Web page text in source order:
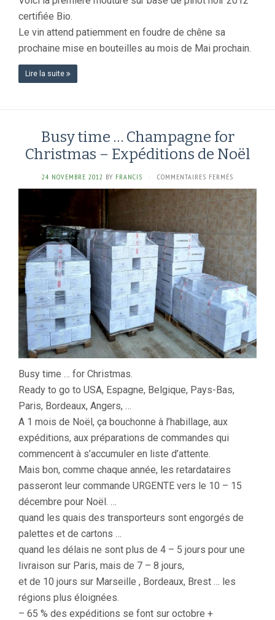
certifiée Bio.
Le vin attend patiemment en foudre de chêne sa
prochaine mise en bouteilles au mois de Mai prochain.
Lire la suite
Busy time … Champagne for
Christmas – Expéditions de Noël
24 NOVEMBRE 2012 BY FRANCIS · COMMENTAIRES FERMÉS
BUSY
TIME
…
CHAMPAGNE
FOR
CHRISTMAS
–
EXPÉDITIONS
DE
NOËL
Busy time … for Christmas.
Ready to go to USA, Espagne, Belgique, Pays-Bas,
Paris, Bordeaux, Angers, …
A 1 mois de Noël, ça bouchonne à l’habillage, aux
expéditions, aux préparations de commandes qui
commencent à s’accumuler en liste d’attente.
Mais bon, comme chaque année, les retardataires
passeront leur commande URGENTE vers le 10 – 15
décembre pour Noël. …
quand les quais des transporteurs sont engorgés de
palettes et de cartons …
quand les délais ne sont plus de 4 – 5 jours pour une
livraison sur Paris, mais de 7 – 8 jours,
et de 10 jours sur Marseille , Bordeaux, Brest … les
régions plus éloignées.
– 65 % des expéditions se font sur octobre +